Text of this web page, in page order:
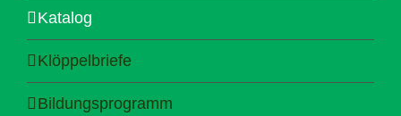
Katalog
Klöppelbriefe
Bildungsprogramm